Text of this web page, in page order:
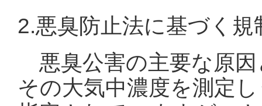
2.悪臭防止法に基づく規
悪臭公害の主要な原
その大気中濃度を測定